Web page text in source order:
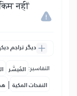
नहीं
دیگر تراجم
التفاسير: المُيسَّر
النفحات المكية |